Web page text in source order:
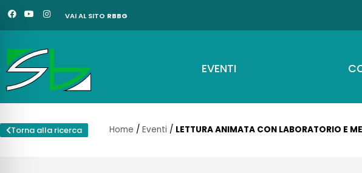
VaiF
a
c
o
o
k
Y
o
u
b
e
I
n
s
g
a
VAI AL SITO RBBG
EVENTI
Torna alla ricerca Home / Eventi / LETTURA ANIMATA CON LABORATORIO